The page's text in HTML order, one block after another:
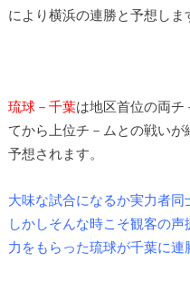
により横浜の連勝と予想しま
琉球－千葉は地区首位の両チ
てから上位チ－ムとの戦い
予想されます。
大味な試合になるか実力者同
しかしそんな時こそ観客の
力をもらった琉球が千葉に連